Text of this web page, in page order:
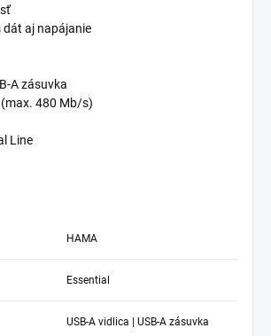
dát aj napájanie
A zásuvka
480 Mb/s)
Line
HAMA
Essential
USB-A vidlica | USB-A zásuvka